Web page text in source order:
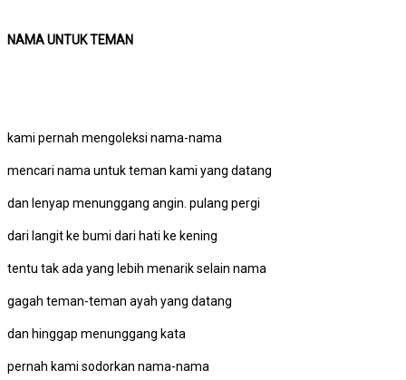
NAMA UNTUK TEMAN
kami pernah mengoleksi nama-nama
mencari nama untuk teman kami yang datang
dan lenyap menunggang angin. pulang pergi
dari langit ke bumi dari hati ke kening
tentu tak ada yang lebih menarik selain nama
gagah teman-teman ayah yang datang
dan hinggap menunggang kata
pernah kami sodorkan nama-nama